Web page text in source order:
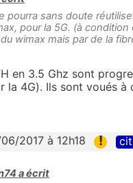
pourra sans doute
pour la 5G. (à
wimax mais par de la
en 3.5 Ghz sont
la 4G). Ils sont voués à
2017 à 12h18 !
a écrit